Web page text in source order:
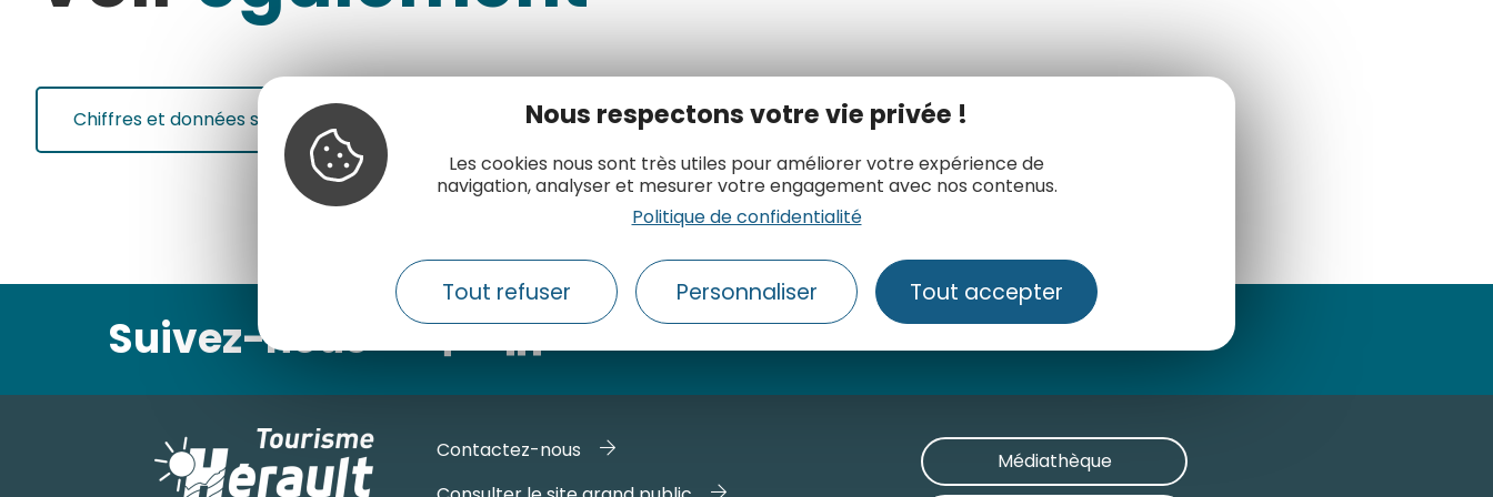
Nous respectons votre vie privée !
Les cookies nous sont très utiles pour améliorer votre expérience de
navigation, analyser et mesurer votre engagement avec nos contenus.
Politique de confidentialité
Tout refuser Personnaliser Tout accepter
Chiffres et données sur le tourisme dans l'Hérault
Suivez-nous
Contactez-nous
Médiathèque